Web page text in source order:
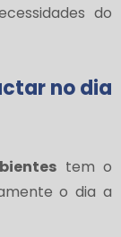
do
no dia
tem o
o dia a